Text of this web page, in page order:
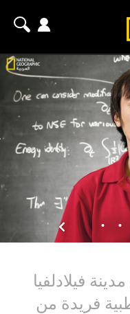
فيلادلفيا
فريدة من